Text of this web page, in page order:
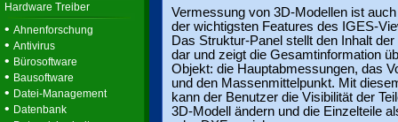
Hardware Treiber
• Ahnenforschung
• Antivirus
• Bürosoftware
• Bausoftware
• Datei-Management
• Datenbank
Vermessung von 3D-Modellen ist
der wichtigsten Features des IGES-
Das Struktur-Panel stellt den Inhalt der
dar und zeigt die Gesamtinformation
Objekt: die Hauptabmessungen, das
und den Massenmittelpunkt. Mit
kann der Benutzer die Visibilität der
3D-Modell ändern und die Einzelteile